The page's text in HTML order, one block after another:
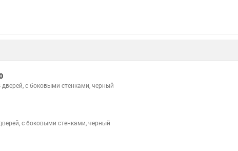
с боковыми стенками, черный
с боковыми стенками, черный